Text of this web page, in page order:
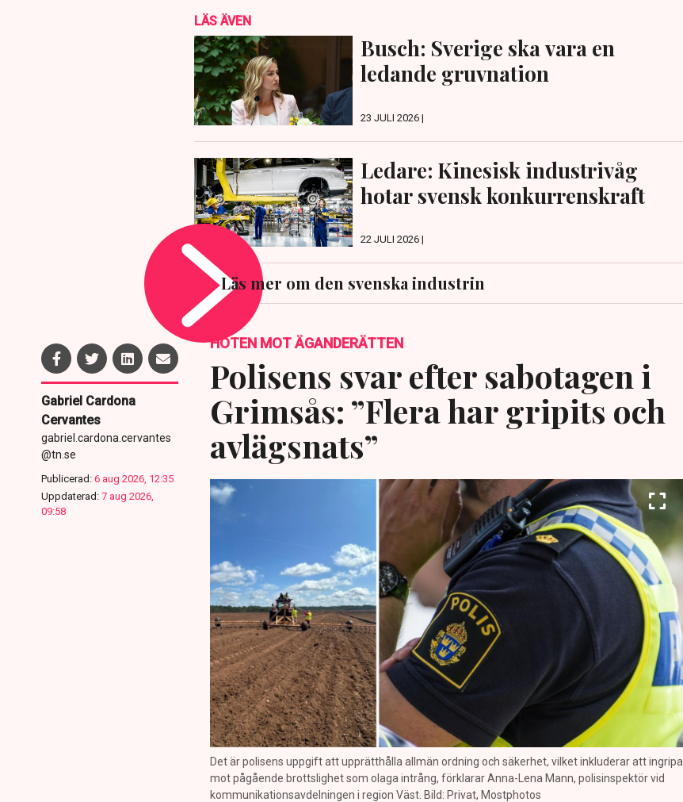
LÄS ÄVEN
Busch: Sverige ska vara en
ledande gruvnation
23 JULI 2026 |
Ledare: Kinesisk industrivåg
hotar svensk konkurrenskraft
22 JULI 2026 |
Läs mer om den svenska industrin
Gabriel Cardona
Cervantes
gabriel.cardona.cervantes
@tn.se
Publicerad: 6 aug 2026, 12:35
Uppdaterad: 7 aug 2026,
09:58
HOTEN MOT ÄGANDERÄTTEN
Polisens svar efter sabotagen i
Grimsås: ”Flera har gripits och
avlägsnats”
Det är polisens uppgift att upprätthålla allmän ordning och säkerhet, vilket inkluderar att ingripa
mot pågående brottslighet som olaga intrång, förklarar Anna-Lena Mann, polisinspektör vid
kommunikationsavdelningen i region Väst. Bild: Privat, Mostphotos